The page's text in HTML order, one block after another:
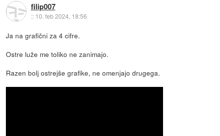
filip007
:: 10. feb 2024, 18:56
Ja na grafični za 4 cifre.
Ostre luže me toliko ne zanimajo.
Razen bolj ostrejše grafike, ne omenjajo drugega.